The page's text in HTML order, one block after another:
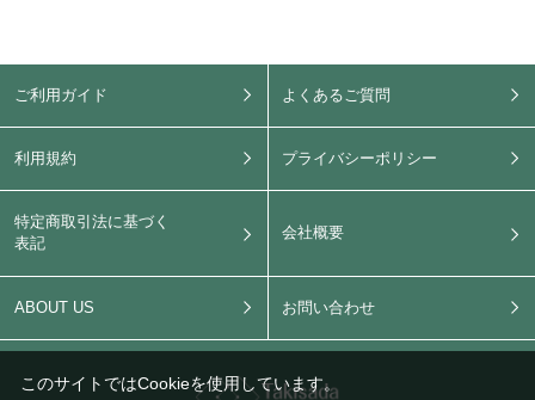
ご利用ガイド よくあるご質問
利用規約 プライバシーポリシー
特定商取引法に基づく
表記
会社概要
ABOUT US お問い合わせ
このサイトではCookieを使用しています。